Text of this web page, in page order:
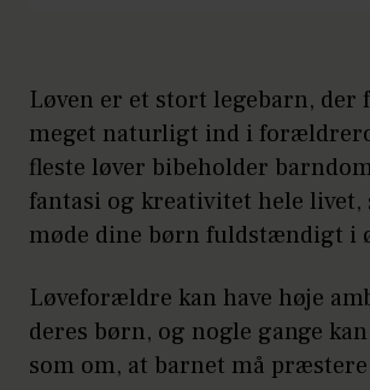
Løven er et stort legebarn, der
meget naturligt ind i
fleste løver bibeholder
fantasi og kreativitet hele livet,
møde dine børn fuldstændigt i
Løveforældre kan have høje
deres børn, og nogle gange
som om, at barnet må